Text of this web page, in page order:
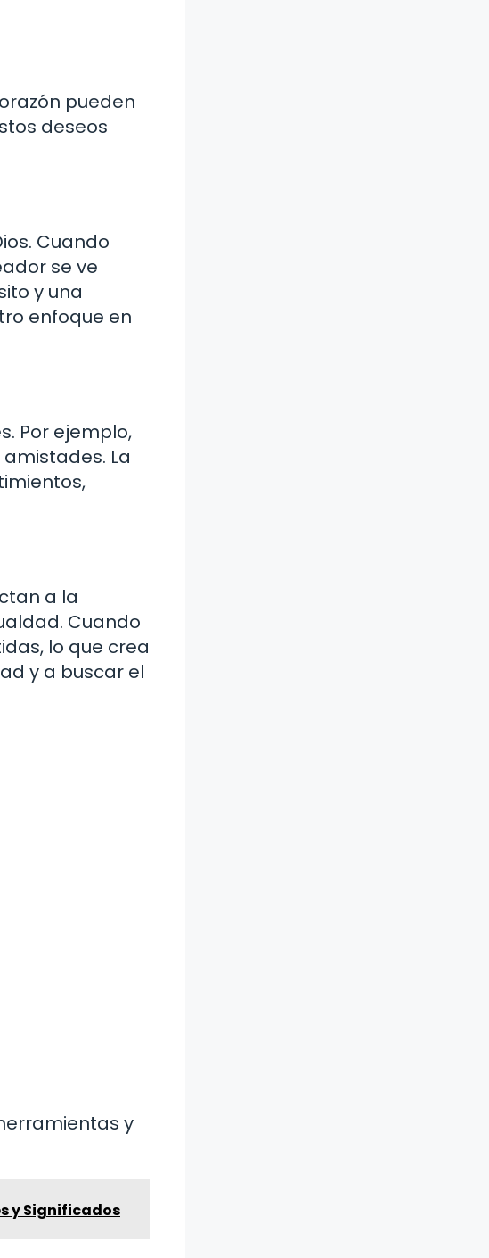
pueden
deseos
Cuando
se ve
y una
enfoque en
Por ejemplo,
La
a la
Cuando
lo que crea
y a buscar el
y
y Significados